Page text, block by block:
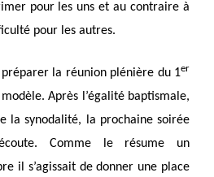
pour les uns et au contraire à
pour les autres.
la réunion plénière du 1er
Après l’égalité baptismale,
la synodalité, la prochaine soirée
Comme le résume un
il s’agissait de donner une place